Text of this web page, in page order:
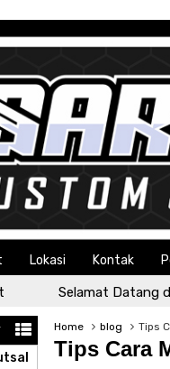
Lokasi Kontak
Selamat Datang di
Home blog Tips
Tips Cara